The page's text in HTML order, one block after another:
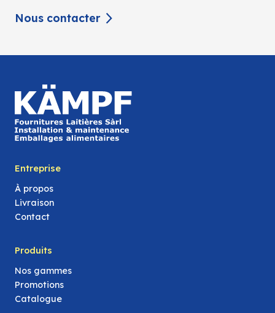
Nous contacter
Entreprise
À propos
Livraison
Contact
Produits
Nos gammes
Promotions
Catalogue